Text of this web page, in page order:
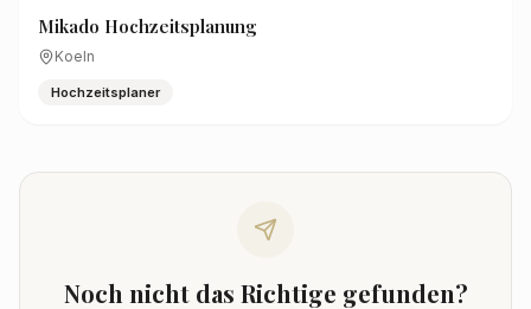
Mikado Hochzeitsplanung
Koeln
Hochzeitsplaner
Noch nicht das Richtige gefunden?